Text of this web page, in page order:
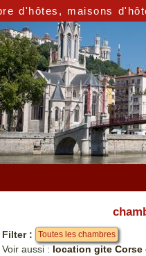
d'hôtes, maisons
Filter : Toutes les chambres
Voir aussi : location gite Corse